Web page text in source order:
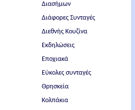
Διασήμων
Διάφορες Συνταγές
Διεθνής Κουζίνα
Εκδηλώσεις
Εποχιακά
Εύκολες συνταγές
Θρησκεία
Κολπάκια